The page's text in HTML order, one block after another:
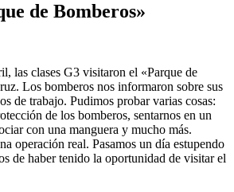
de Bomberos»
las clases G3 visitaron el «Parque de
Los bomberos nos informaron sobre sus
de trabajo. Pudimos probar varias cosas:
de los bomberos, sentarnos en un
con una manguera y mucho más.
operación real. Pasamos un día estupendo
de haber tenido la oportunidad de visitar el